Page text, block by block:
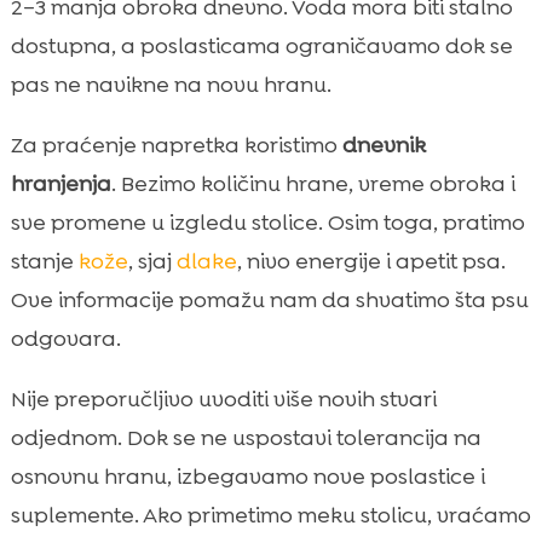
2–3 manja obroka dnevno. Voda mora biti stalno
dostupna, a poslasticama ograničavamo dok se
pas ne navikne na novu hranu.
Za praćenje napretka koristimo dnevnik
hranjenja. Bezimo količinu hrane, vreme obroka i
sve promene u izgledu stolice. Osim toga, pratimo
stanje kože, sjajdlake, nivo energije i apetit psa.
Ove informacije pomažu nam da shvatimo šta psu
odgovara.
Nije preporučljivo uvoditi više novih stvari
odjednom. Dok se ne uspostavi tolerancija na
osnovnu hranu, izbegavamo nove poslastice i
suplemente. Ako primetimo meku stolicu, vraćamo